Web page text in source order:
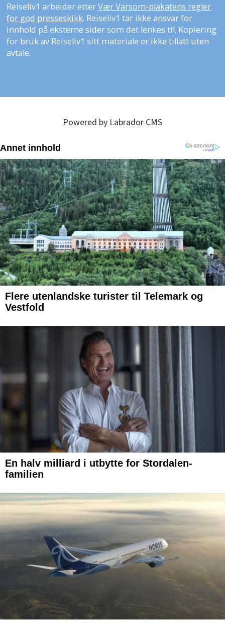
Reiseliv1 arbeider etterVær Varsom-plakatens regler
for god presseskikk. Reiseliv1 tar ikke ansvar for
innhold på eksterne sider som det lenkes til. Kopiering
for bruk av Reiseliv1 sitt materiale er ikke tillatt uten
avtale.
Powered by Labrador CMS